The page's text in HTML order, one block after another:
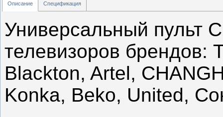
Описание Спецификация
Универсальный пульт
телевизоров брендов:
Blackton, Artel,
Konka, Beko, United,